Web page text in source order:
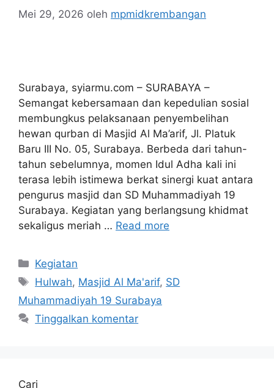
Mei 29, 2026 oleh mpmidkrembangan
Surabaya, syiarmu.com – SURABAYA –
Semangat kebersamaan dan kepedulian sosial
membungkus pelaksanaan penyembelihan
hewan qurban di Masjid Al Ma’arif, Jl. Platuk
Baru III No. 05, Surabaya. Berbeda dari tahun-
tahun sebelumnya, momen Idul Adha kali ini
terasa lebih istimewa berkat sinergi kuat antara
pengurus masjid dan SD Muhammadiyah 19
Surabaya. Kegiatan yang berlangsung khidmat
sekaligus meriah … Read more
Kategori
Kegiatan
Tag
Hulwah, Masjid Al Ma'arif, SD
Muhammadiyah 19 Surabaya
Tinggalkan komentar
Cari